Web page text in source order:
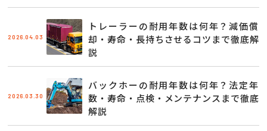
2026.04.03
トレーラーの耐用年数は何年？減価償
却・寿命・長持ちさせるコツまで徹底解
説
2026.03.30
バックホーの耐用年数は何年？法定年
数・寿命・点検・メンテナンスまで徹底
解説